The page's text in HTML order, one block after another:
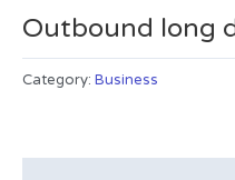
Outbound long
Category: Business